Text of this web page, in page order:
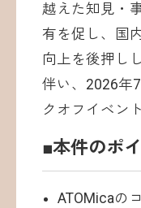
越えた知見・
有を促し、国
向上を後押し
伴い、2026年
クオフイベン
■本件のポ
ATOMicaの